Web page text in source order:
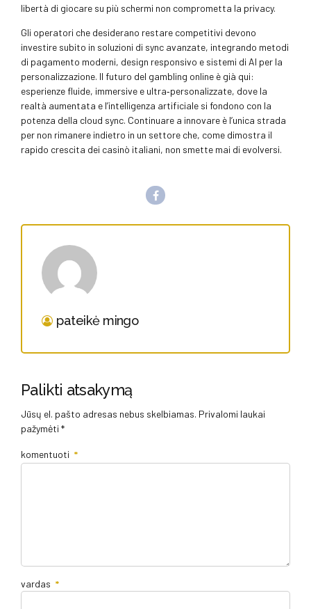
libertà di giocare su più schermi non comprometta la privacy.
Gli operatori che desiderano restare competitivi devono
investire subito in soluzioni di sync avanzate, integrando metodi
di pagamento moderni, design responsivo e sistemi di AI per la
personalizzazione. Il futuro del gambling online è già qui:
esperienze fluide, immersive e ultra‑personalizzate, dove la
realtà aumentata e l’intelligenza artificiale si fondono con la
potenza della cloud sync. Continuare a innovare è l’unica strada
per non rimanere indietro in un settore che, come dimostra il
rapido crescita dei casinò italiani, non smette mai di evolversi.
pateikė mingo
Palikti atsakymą
Jūsų el. pašto adresas nebus skelbiamas. Privalomi laukai
pažymėti *
komentuoti *
vardas *